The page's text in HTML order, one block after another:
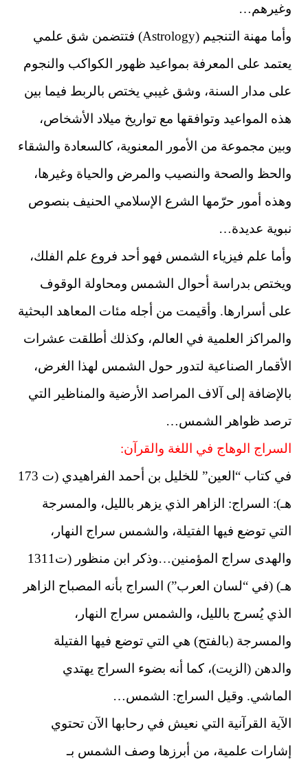
وغيرهم…
وأما مهنة التنجيم (Astrology) فتتضمن شق علمي
يعتمد على المعرفة بمواعيد ظهور الكواكب والنجوم
على مدار السنة، وشق غيبي يختص بالربط فيما بين
هذه المواعيد وتوافقها مع تواريخ ميلاد الأشخاص،
وبين مجموعة من الأمور المعنوية، كالسعادة والشقاء
والحظ والصحة والنصيب والمرض والحياة وغيرها،
وهذه أمور حرّمها الشرع الإسلامي الحنيف بنصوص
نبوية عديدة…
وأما علم فيزياء الشمس فهو أحد فروع علم الفلك،
ويختص بدراسة أحوال الشمس ومحاولة الوقوف
على أسرارها. وأقيمت من أجله مئات المعاهد البحثية
والمراكز العلمية في العالم، وكذلك أطلقت عشرات
الأقمار الصناعية لتدور حول الشمس لهذا الغرض،
بالإضافة إلى آلاف المراصد الأرضية والمناظير التي
ترصد ظواهر الشمس…
السراج الوهاج في اللغة والقرآن:
في كتاب “العين” للخليل بن أحمد الفراهيدي (ت 173
هـ): السراج: الزاهر الذي يزهر بالليل، والمسرجة
التي توضع فيها الفتيلة، والشمس سراج النهار،
والهدى سراج المؤمنين…وذكر ابن منظور (ت1311
هـ) (في “لسان العرب”) السراج بأنه المصباح الزاهر
الذي يُسرج بالليل، والشمس سراج النهار،
والمسرجة (بالفتح) هي التي توضع فيها الفتيلة
والدهن (الزيت)، كما أنه بضوء السراج يهتدي
الماشي. وقيل السراج: الشمس…
الآية القرآنية التي نعيش في رحابها الآن تحتوي
إشارات علمية، من أبرزها وصف الشمس بـ